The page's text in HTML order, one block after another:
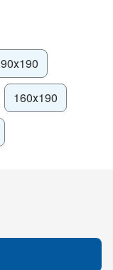
90х190
160х190